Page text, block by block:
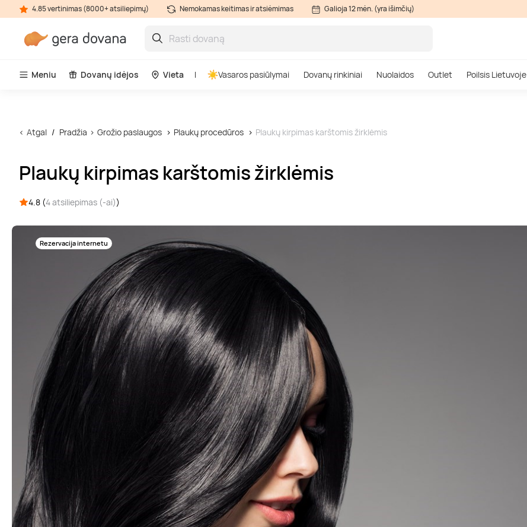
4.85 vertinimas (8000+ atsiliepimų) Nemokamas keitimas ir atsiėmimas Galioja 12 mėn. (yra išimčių)
Meniu Dovanų idėjos Vieta Vasaros pasiūlymai Dovanų rinkiniai Nuolaidos Outlet Poilsis Lietuvoje
Atgal Pradžia Grožio paslaugos Plaukų procedūros Plaukų kirpimas karštomis žirklėmis
Plaukų kirpimas karštomis žirklėmis
4.8 (4 atsiliepimas (-ai))
Rezervacija internetu